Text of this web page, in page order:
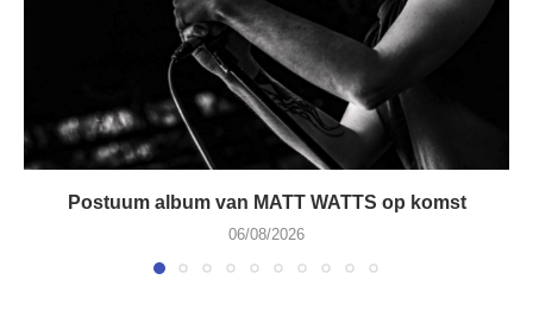
Postuum album van MATT WATTS op komst
06/08/2026